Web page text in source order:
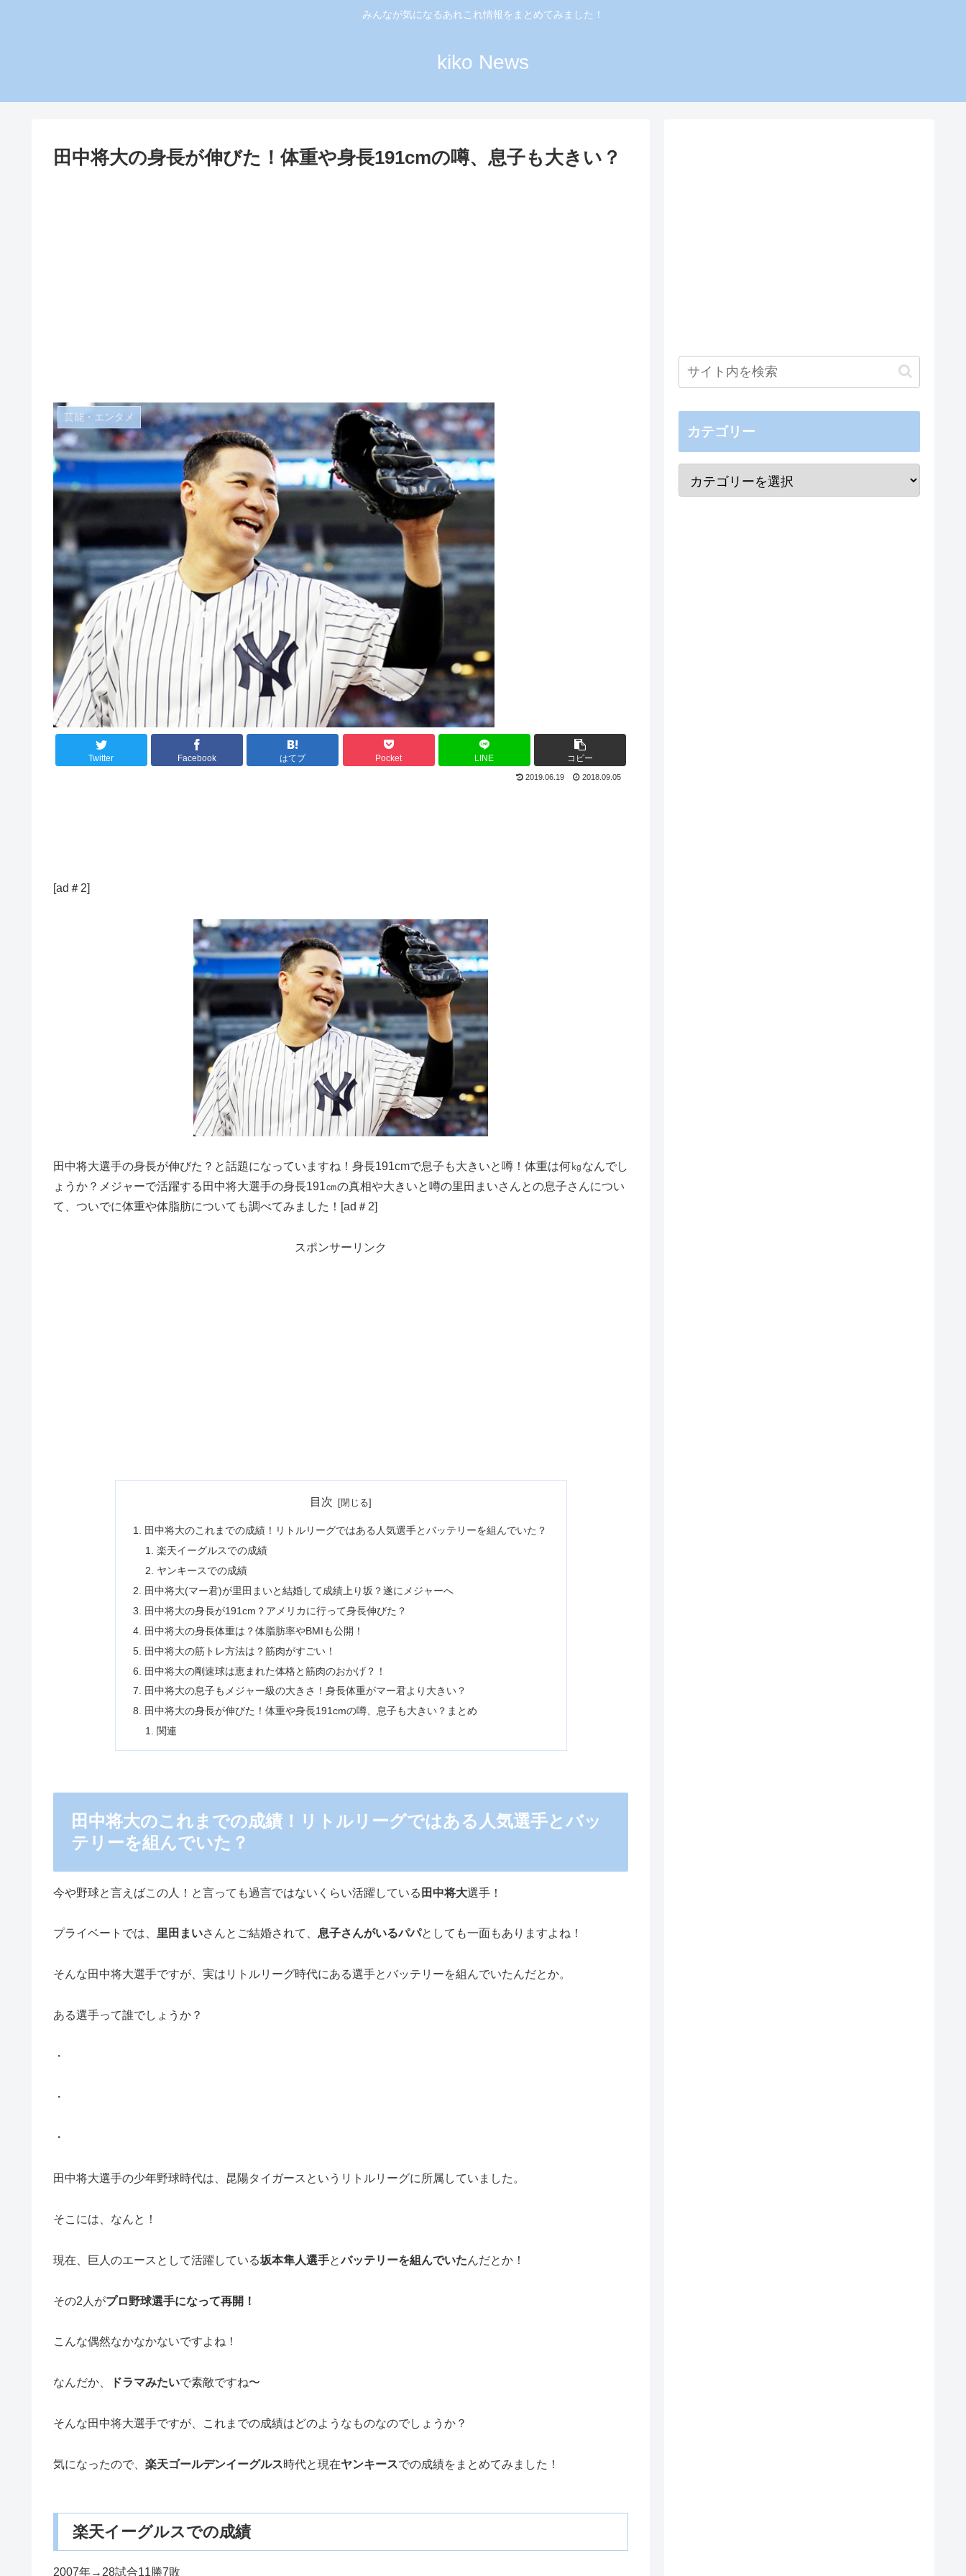
みんなが気になるあれこれ情報をまとめてみました！
kiko News
田中将大の身長が伸びた！体重や身長191cmの噂、息子も大きい？
芸能・エンタメ
Twitter Facebook はてブ Pocket LINE コピー
2019.06.19 2018.09.05
[ad＃2]
田中将大選手の身長が伸びた？と話題になっていますね！身長191cmで息子も大きいと噂！体重は何㎏なんでし
ょうか？メジャーで活躍する田中将大選手の身長191㎝の真相や大きいと噂の里田まいさんとの息子さんについ
て、ついでに体重や体脂肪についても調べてみました！[ad＃2]
スポンサーリンク
目次
田中将大のこれまでの成績！リトルリーグではある人気選手とバッテリーを組んでいた？
楽天イーグルスでの成績
ヤンキースでの成績
田中将大(マー君)が里田まいと結婚して成績上り坂？遂にメジャーへ
田中将大の身長が191cm？アメリカに行って身長伸びた？
田中将大の身長体重は？体脂肪率やBMIも公開！
田中将大の筋トレ方法は？筋肉がすごい！
田中将大の剛速球は恵まれた体格と筋肉のおかげ？！
田中将大の息子もメジャー級の大きさ！身長体重がマー君より大きい？
田中将大の身長が伸びた！体重や身長191cmの噂、息子も大きい？まとめ
関連
田中将大のこれまでの成績！リトルリーグではある人気選手とバッ
テリーを組んでいた？
今や野球と言えばこの人！と言っても過言ではないくらい活躍している 田中将大選手！
プライベートでは、 里田まいさんとご結婚されて、 息子さんがいるパパとしても一面もありますよね！
そんな田中将大選手ですが、実はリトルリーグ時代にある選手とバッテリーを組んでいたんだとか。
ある選手って誰でしょうか？
・
・
・
田中将大選手の少年野球時代は、昆陽タイガースというリトルリーグに所属していました。
そこには、なんと！
現在、巨人のエースとして活躍している坂本隼人選手とバッテリーを組んでいたんだとか！
その2人がプロ野球選手になって再開！
こんな偶然なかなかないですよね！
なんだか、 ドラマみたいで素敵ですね〜
そんな田中将大選手ですが、これまでの成績はどのようなものなのでしょうか？
気になったので、 楽天ゴールデンイーグルス時代と現在ヤンキースでの成績をまとめてみました！
楽天イーグルスでの成績
2007年→28試合11勝7敗
カテゴリー